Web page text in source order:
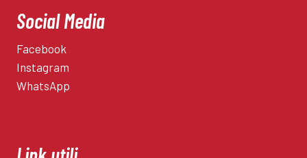
Social Media
Facebook
Instagram
WhatsApp